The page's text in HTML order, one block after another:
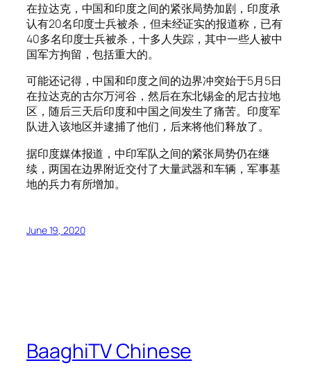
在拉达克，中国和印度之间的紧张局势加剧，印度承
认有20名印度士兵被杀，但未经证实的报道称，已有
40多名印度士兵被杀，十多人失踪，其中一些人被中
国军方拘留，包括重大的。
可能还记得，中国和印度之间的边界冲突始于5月5日
在拉达克的古尔万河谷，然后在东北锡金的尼古拉地
区，随后三天后印度和中国之间发生了痛苦。印度军
队进入该地区并逮捕了他们，后来将他们释放了。
据印度媒体报道，中印军队之间的紧张局势仍在继
续，两国在边界附近交付了大量武器和车辆，军事基
地的兵力有所增加。
June 19, 2020
BaaghiTV Chinese